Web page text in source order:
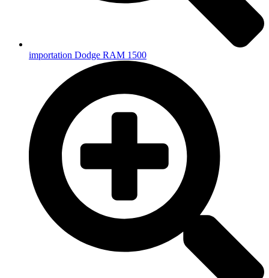
importation Dodge RAM 1500